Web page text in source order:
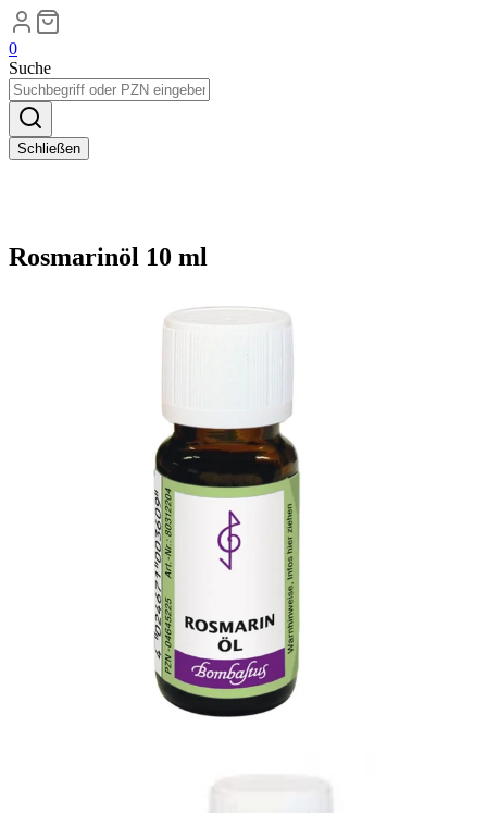
0
Suche
Schließen
Rosmarinöl 10 ml